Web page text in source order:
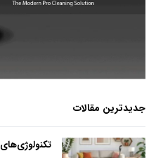
جدیدترین مقالات